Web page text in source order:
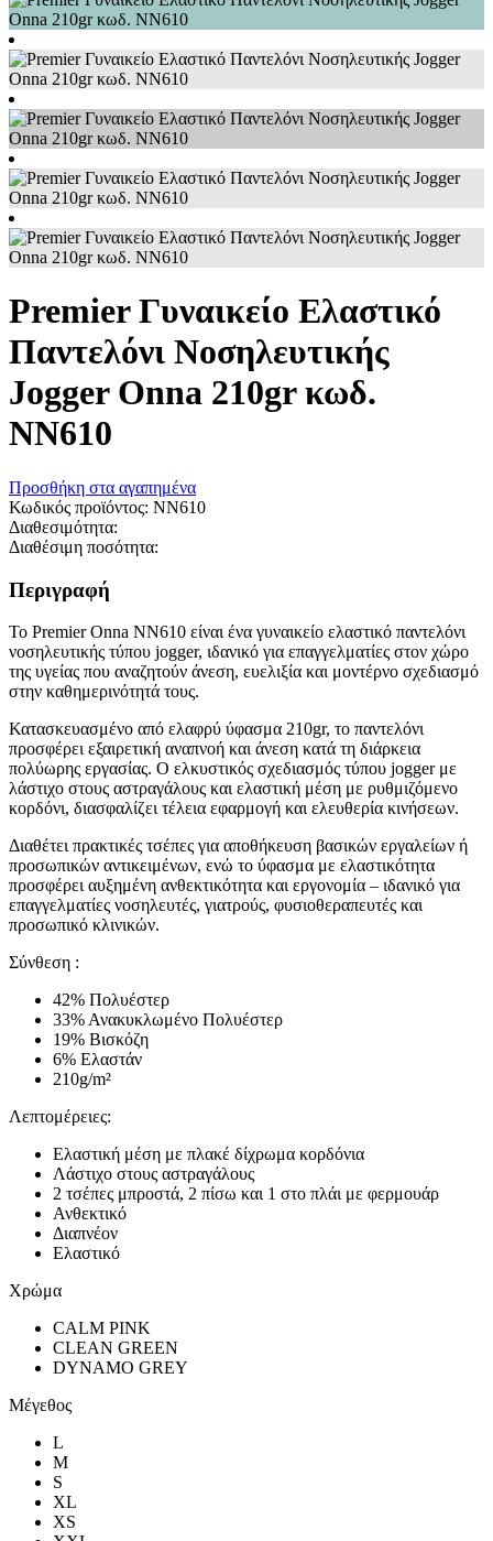
Premier Γυναικείο Ελαστικό
Παντελόνι Νοσηλευτικής
Jogger Onna 210gr κωδ.
NN610
Προσθήκη στα αγαπημένα
Κωδικός προϊόντος: NN610
Διαθεσιμότητα:
Διαθέσιμη ποσότητα:
Περιγραφή
Το Premier Onna NN610 είναι ένα γυναικείο ελαστικό παντελόνι
νοσηλευτικής τύπου jogger, ιδανικό για επαγγελματίες στον χώρο
της υγείας που αναζητούν άνεση, ευελιξία και μοντέρνο σχεδιασμό
στην καθημερινότητά τους.
Κατασκευασμένο από ελαφρύ ύφασμα 210gr, το παντελόνι
προσφέρει εξαιρετική αναπνοή και άνεση κατά τη διάρκεια
πολύωρης εργασίας. Ο ελκυστικός σχεδιασμός τύπου jogger με
λάστιχο στους αστραγάλους και ελαστική μέση με ρυθμιζόμενο
κορδόνι, διασφαλίζει τέλεια εφαρμογή και ελευθερία κινήσεων.
Διαθέτει πρακτικές τσέπες για αποθήκευση βασικών εργαλείων ή
προσωπικών αντικειμένων, ενώ το ύφασμα με ελαστικότητα
προσφέρει αυξημένη ανθεκτικότητα και εργονομία – ιδανικό για
επαγγελματίες νοσηλευτές, γιατρούς, φυσιοθεραπευτές και
προσωπικό κλινικών.
Σύνθεση :
42% Πολυέστερ
33% Ανακυκλωμένο Πολυέστερ
19% Βισκόζη
6% Ελαστάν
210g/m²
Λεπτομέρειες:
Ελαστική μέση με πλακέ δίχρωμα κορδόνια
Λάστιχο στους αστραγάλους
2 τσέπες μπροστά, 2 πίσω και 1 στο πλάι με φερμουάρ
Ανθεκτικό
Διαπνέον
Ελαστικό
Χρώμα
CALM PINK
CLEAN GREEN
DYNAMO GREY
Μέγεθος
L
M
S
XL
XS